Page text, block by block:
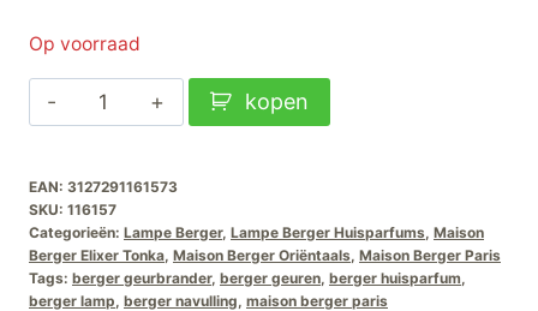
Op voorraad
Lampe
Berger
Elixer
Tonka-
1L
aantal
kopen
EAN: 3127291161573
SKU: 116157
Categorieën: Lampe Berger, Lampe Berger Huisparfums, Maison
Berger Elixer Tonka, Maison Berger Oriëntaals, Maison Berger Paris
Tags: berger geurbrander, berger geuren, berger huisparfum,
berger lamp, berger navulling, maison berger paris